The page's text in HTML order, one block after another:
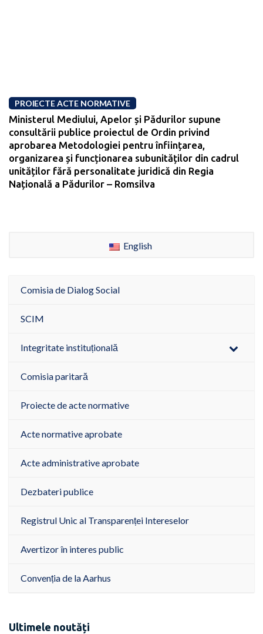
PROIECTE ACTE NORMATIVE
Ministerul Mediului, Apelor și Pădurilor supune
consultării publice proiectul de Ordin privind
aprobarea Metodologiei pentru înființarea,
organizarea și funcționarea subunităților din cadrul
unităților fără personalitate juridică din Regia
Națională a Pădurilor – Romsilva
English
Comisia de Dialog Social
SCIM
Integritate instituțională
Comisia paritară
Proiecte de acte normative
Acte normative aprobate
Acte administrative aprobate
Dezbateri publice
Registrul Unic al Transparenței Intereselor
Avertizor în interes public
Convenția de la Aarhus
Ultimele noutăți